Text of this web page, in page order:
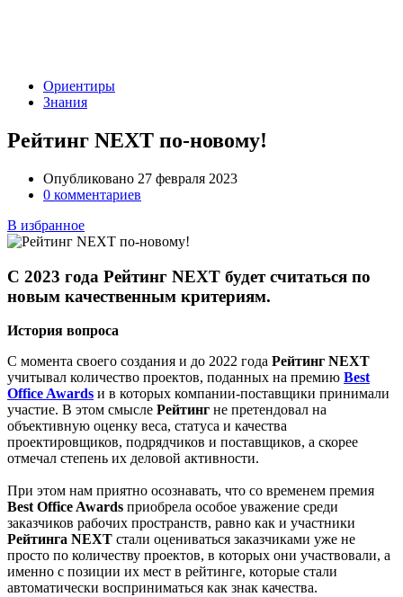
Ориентиры
Знания
Рейтинг NEXT по-новому!
Опубликовано 27 февраля 2023
0 комментариев
В избранное
C 2023 года Рейтинг NEXT будет считаться по
новым качественным критериям.
История вопроса
С момента своего создания и до 2022 года Рейтинг NEXT
учитывал количество проектов, поданных на премию Best
Office Awards и в которых компании-поставщики принимали
участие. В этом смысле Рейтинг не претендовал на
объективную оценку веса, статуса и качества
проектировщиков, подрядчиков и поставщиков, а скорее
отмечал степень их деловой активности.
При этом нам приятно осознавать, что со временем премия
Best Office Awards приобрела особое уважение среди
заказчиков рабочих пространств, равно как и участники
Рейтинга NEXT стали оцениваться заказчиками уже не
просто по количеству проектов, в которых они участвовали, а
именно с позиции их мест в рейтинге, которые стали
автоматически восприниматься как знак качества.